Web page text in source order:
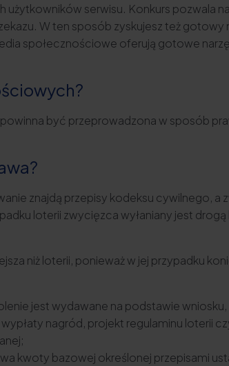
użytkowników serwisu. Konkurs pozwala na
W ten sposób zyskujesz też gotowy
społecznościowe oferują gotowe
być przeprowadzona w sposób
znajdą przepisy kodeksu cywilnego, a
loterii zwycięzca wyłaniany jest
niż loterii, ponieważ w jej przypadku
jest wydawane na podstawie
nagród, projekt regulaminu loterii
kwoty bazowej określonej przepisami